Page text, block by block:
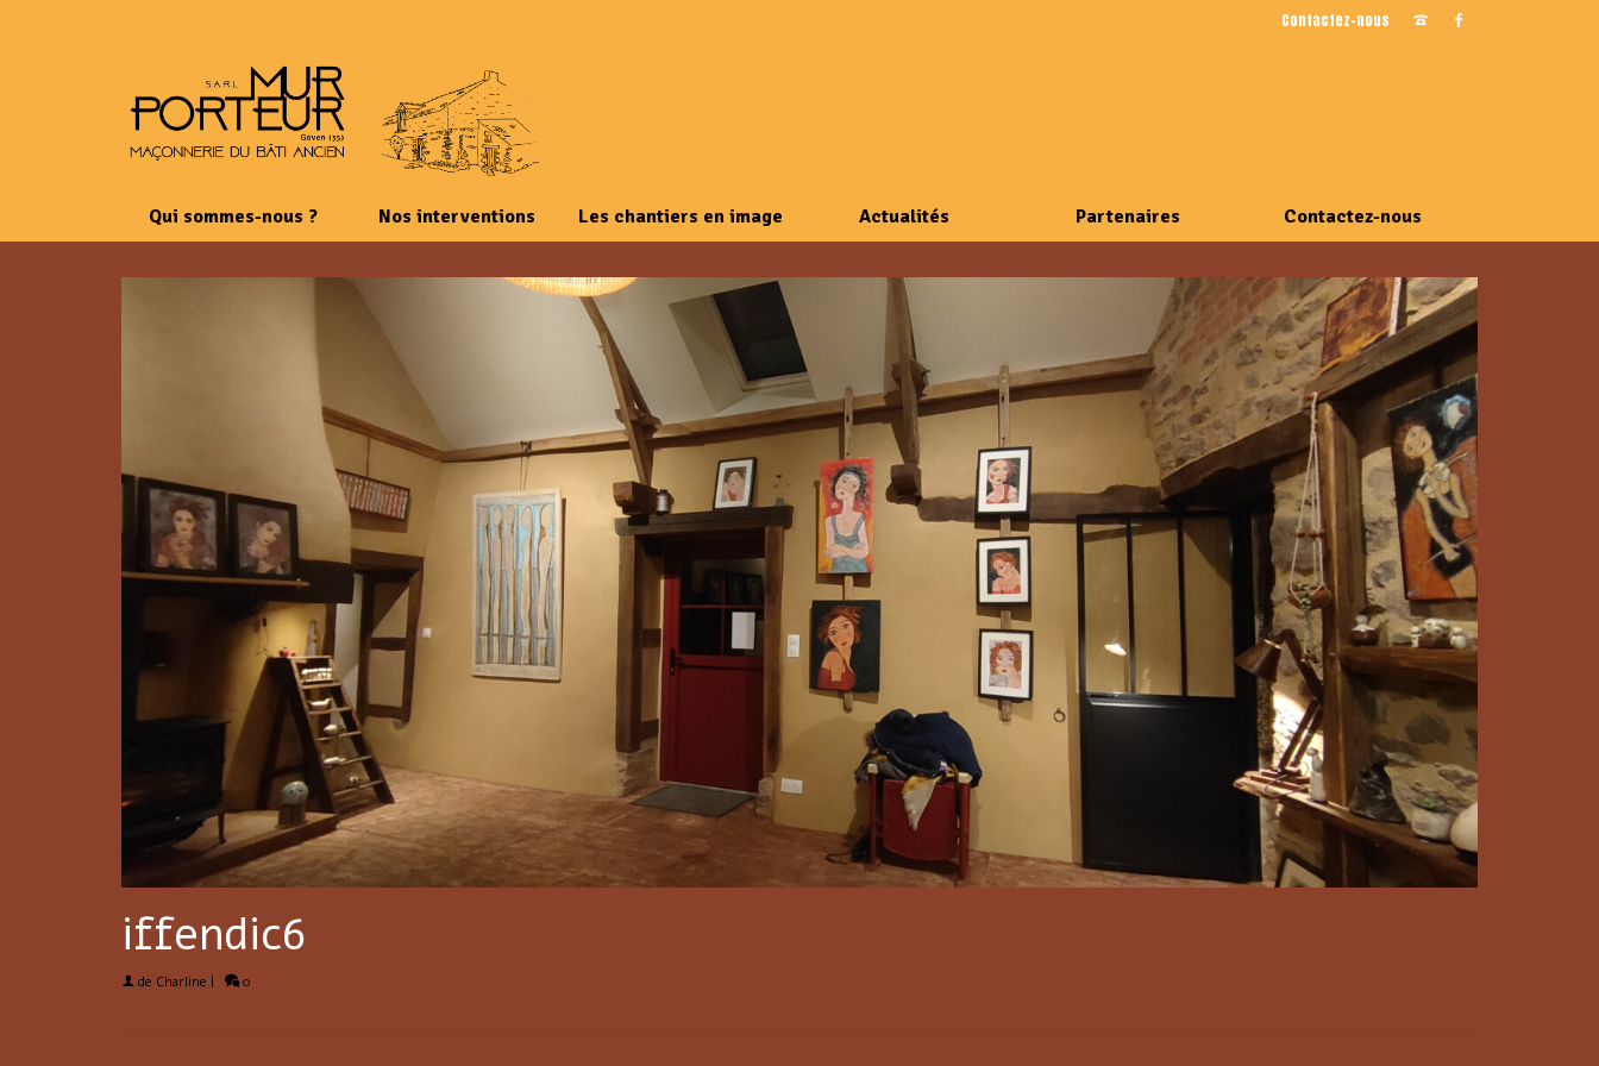
Contactez-nous
Qui sommes-nous ? Nos interventions Les chantiers en image Actualités Partenaires Contactez-nous
iffendic6
de Charline | 0